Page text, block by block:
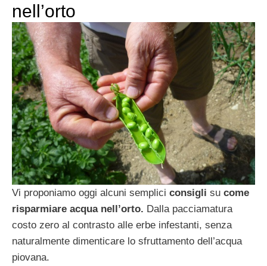
nell’orto
Vi proponiamo oggi alcuni semplici consigli su come
risparmiare acqua nell’orto. Dalla pacciamatura
costo zero al contrasto alle erbe infestanti, senza
naturalmente dimenticare lo sfruttamento dell’acqua
piovana.